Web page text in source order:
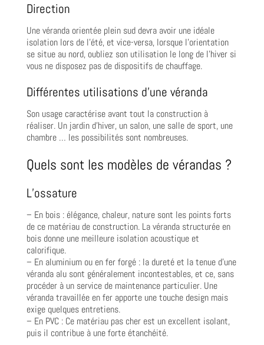
Direction
Une véranda orientée plein sud devra avoir une idéale
isolation lors de l’été, et vice-versa, lorsque l’orientation
se situe au nord, oubliez son utilisation le long de l’hiver si
vous ne disposez pas de dispositifs de chauffage.
Différentes utilisations d’une véranda
Son usage caractérise avant tout la construction à
réaliser. Un jardin d’hiver, un salon, une salle de sport, une
chambre … les possibilités sont nombreuses.
Quels sont les modèles de vérandas ?
L’ossature
– En bois : élégance, chaleur, nature sont les points forts
de ce matériau de construction. La véranda structurée en
bois donne une meilleure isolation acoustique et
calorifique.
– En aluminium ou en fer forgé : la dureté et la tenue d’une
véranda alu sont généralement incontestables, et ce, sans
procéder à un service de maintenance particulier. Une
véranda travaillée en fer apporte une touche design mais
exige quelques entretiens.
– En PVC : Ce matériau pas cher est un excellent isolant,
puis il contribue à une forte étanchéité.